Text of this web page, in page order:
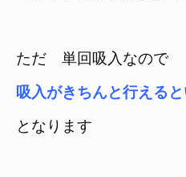
ただ　単回吸入なので
となります